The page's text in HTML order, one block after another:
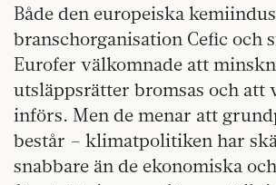
Både den europeiska
branschorganisation Cefic och
Eurofer välkomnade att
utsläppsrätter bromsas och att
införs. Men de menar att
består – klimatpolitiken har
snabbare än de ekonomiska